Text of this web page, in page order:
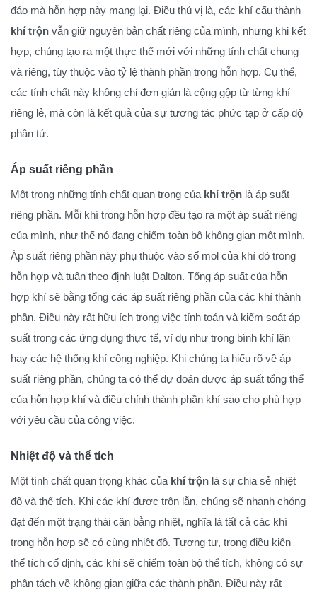
đáo mà hỗn hợp này mang lại. Điều thú vị là, các khí cấu thành
khí trộn vẫn giữ nguyên bản chất riêng của mình, nhưng khi kết
hợp, chúng tạo ra một thực thể mới với những tính chất chung
và riêng, tùy thuộc vào tỷ lệ thành phần trong hỗn hợp. Cụ thể,
các tính chất này không chỉ đơn giản là cộng gộp từ từng khí
riêng lẻ, mà còn là kết quả của sự tương tác phức tạp ở cấp độ
phân tử.
Áp suất riêng phần
Một trong những tính chất quan trọng của khí trộn là áp suất
riêng phần. Mỗi khí trong hỗn hợp đều tạo ra một áp suất riêng
của mình, như thể nó đang chiếm toàn bộ không gian một mình.
Áp suất riêng phần này phụ thuộc vào số mol của khí đó trong
hỗn hợp và tuân theo định luật Dalton. Tổng áp suất của hỗn
hợp khí sẽ bằng tổng các áp suất riêng phần của các khí thành
phần. Điều này rất hữu ích trong việc tính toán và kiểm soát áp
suất trong các ứng dụng thực tế, ví dụ như trong bình khí lặn
hay các hệ thống khí công nghiệp. Khi chúng ta hiểu rõ về áp
suất riêng phần, chúng ta có thể dự đoán được áp suất tổng thể
của hỗn hợp khí và điều chỉnh thành phần khí sao cho phù hợp
với yêu cầu của công việc.
Nhiệt độ và thể tích
Một tính chất quan trọng khác của khí trộn là sự chia sẻ nhiệt
độ và thể tích. Khi các khí được trộn lẫn, chúng sẽ nhanh chóng
đạt đến một trạng thái cân bằng nhiệt, nghĩa là tất cả các khí
trong hỗn hợp sẽ có cùng nhiệt độ. Tương tự, trong điều kiện
thể tích cố định, các khí sẽ chiếm toàn bộ thể tích, không có sự
phân tách về không gian giữa các thành phần. Điều này rất